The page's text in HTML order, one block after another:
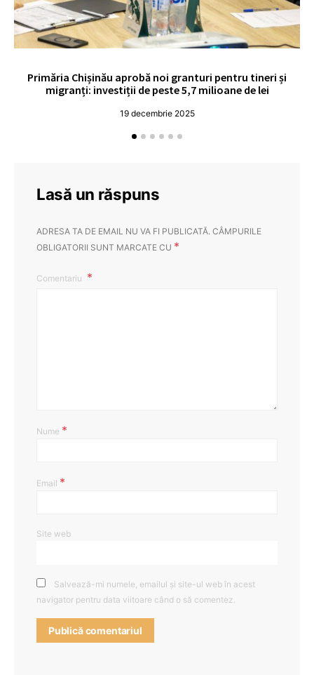
Primăria Chișinău aprobă noi granturi pentru tineri și
migranți: investiții de peste 5,7 milioane de lei
19 decembrie 2025
Lasă un răspuns
ADRESA TA DE EMAIL NU VA FI PUBLICATĂ. CÂMPURILE
OBLIGATORII SUNT MARCATE CU *
Comentariu
Nume *
Email *
Site web
Salvează-mi numele, emailul și site-ul web în acest
navigator pentru data viitoare când o să comentez.